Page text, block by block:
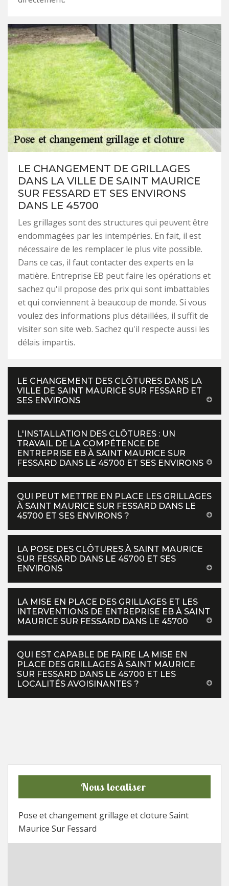
LE CHANGEMENT DE GRILLAGES
DANS LA VILLE DE SAINT MAURICE
SUR FESSARD ET SES ENVIRONS
DANS LE 45700
Les grillages sont des structures qui peuvent être
endommagées par les intempéries. En fait, il est
nécessaire de les remplacer le plus vite possible.
Dans ce cas, il faut contacter des experts en la
matière. Entreprise EB peut faire les opérations et
sachez qu'il propose des prix qui sont imbattables
et qui conviennent à beaucoup de monde. Si vous
voulez des informations plus détaillées, il suffit de
visiter son site web. Sachez qu'il respecte aussi les
délais impartis.
LE CHANGEMENT DES CLÔTURES DANS LA
VILLE DE SAINT MAURICE SUR FESSARD ET
SES ENVIRONS
L'INSTALLATION DES CLÔTURES : UN
TRAVAIL DE LA COMPÉTENCE DE
ENTREPRISE EB À SAINT MAURICE SUR
FESSARD DANS LE 45700 ET SES ENVIRONS
QUI PEUT METTRE EN PLACE LES GRILLAGES
À SAINT MAURICE SUR FESSARD DANS LE
45700 ET SES ENVIRONS ?
LA POSE DES CLÔTURES À SAINT MAURICE
SUR FESSARD DANS LE 45700 ET SES
ENVIRONS
LA MISE EN PLACE DES GRILLAGES ET LES
INTERVENTIONS DE ENTREPRISE EB À SAINT
MAURICE SUR FESSARD DANS LE 45700
QUI EST CAPABLE DE FAIRE LA MISE EN
PLACE DES GRILLAGES À SAINT MAURICE
SUR FESSARD DANS LE 45700 ET LES
LOCALITÉS AVOISINANTES ?
Nous localiser
Pose et changement grillage et cloture Saint
Maurice Sur Fessard